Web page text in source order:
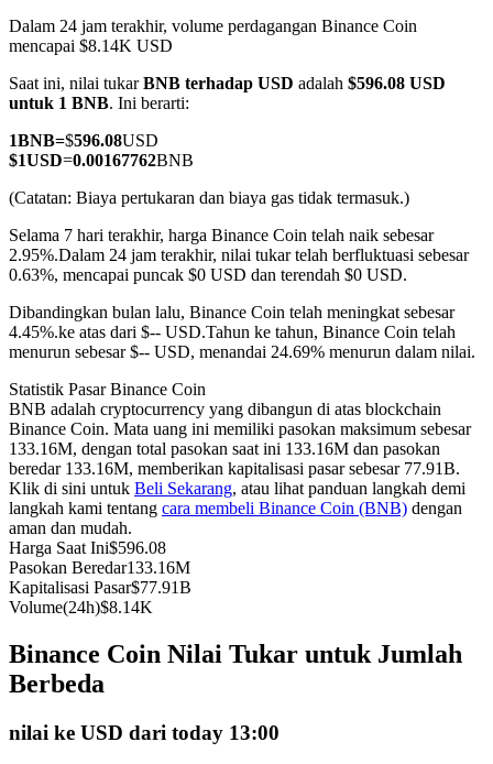
TradFi
Derivatif saham, forex, logam mulia, dan komoditas
USDC Berjangka
Kontrak berjangka menggunakan USDC sebagai jaminannya
Copy Trading
Bergabunglah dengan pedagang top
Dalam 24 jam terakhir, volume perdagangan Binance Coin
mencapai $8.14K USD
Saat ini, nilai tukarBNB terhadap USD adalah $596.08 USD
untuk 1 BNB. Ini berarti:
1BNB=$596.08USD
$1USD=0.00167762BNB
(Catatan: Biaya pertukaran dan biaya gas tidak termasuk.)
Selama 7 hari terakhir, harga Binance Coin telah naik sebesar
2.95%.Dalam 24 jam terakhir, nilai tukar telah berfluktuasi sebesar
0.63%, mencapai puncak $0 USD dan terendah $0 USD.
Dibandingkan bulan lalu, Binance Coin telah meningkat sebesar
4.45%.ke atas dari $-- USD.Tahun ke tahun, Binance Coin telah
menurun sebesar $-- USD, menandai 24.69% menurun dalam nilai.
Statistik Pasar Binance Coin
BNB adalah cryptocurrency yang dibangun di atas blockchain
Binance Coin. Mata uang ini memiliki pasokan maksimum sebesar
133.16M, dengan total pasokan saat ini 133.16M dan pasokan
beredar 133.16M, memberikan kapitalisasi pasar sebesar 77.91B.
Klik di sini untuk Beli Sekarang, atau lihat panduan langkah demi
langkah kami tentang cara membeli Binance Coin (BNB) dengan
aman dan mudah.
Harga Saat Ini$596.08
Pasokan Beredar133.16M
Kapitalisasi Pasar$77.91B
Volume(24h)$8.14K
Binance Coin Nilai Tukar untuk Jumlah
Berbeda
nilai ke USD dari today 13:00